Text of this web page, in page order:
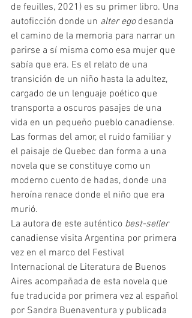
de feuilles, 2021) es su primer libro. Una
autoficción donde un alter ego desanda
el camino de la memoria para narrar un
parirse a sí misma como esa mujer que
sabía que era. Es el relato de una
transición de un niño hasta la adultez,
cargado de un lenguaje poético que
transporta a oscuros pasajes de una
vida en un pequeño pueblo canadiense.
Las formas del amor, el ruido familiar y
el paisaje de Quebec dan forma a una
novela que se constituye como un
moderno cuento de hadas, donde una
heroína renace donde el niño que era
murió.
La autora de este auténtico best-seller
canadiense visita Argentina por primera
vez en el marco del Festival
Internacional de Literatura de Buenos
Aires acompañada de esta novela que
fue traducida por primera vez al español
por Sandra Buenaventura y publicada